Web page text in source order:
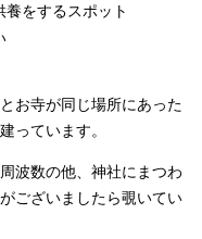
をするスポット
お寺が同じ場所にあった
っています。
波数の他、神社にまつわ
ございましたら覗いてい